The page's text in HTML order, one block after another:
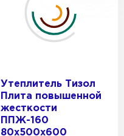
Утеплитель Тизол
Плита повышенной
жесткости
ППЖ-160
80х500х600